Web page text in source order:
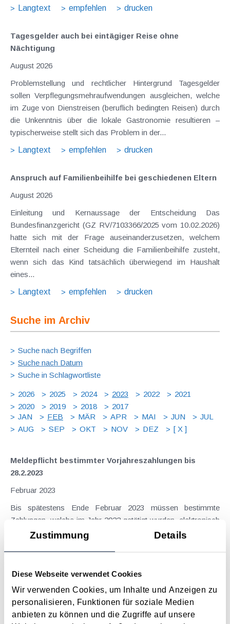
Zustimmung Details
Diese Webseite verwendet Cookies
Wir verwenden Cookies, um Inhalte und Anzeigen zu
personalisieren, Funktionen für soziale Medien
anbieten zu können und die Zugriffe auf unsere
Langtext
empfehlen drucken
Tagesgelder auch bei eintägiger Reise ohne
Nächtigung
August 2026
Problemstellung und rechtlicher Hintergrund Tagesgelder
sollen Verpflegungsmehraufwendungen ausgleichen, welche
im Zuge von Dienstreisen (beruflich bedingten Reisen) durch
die Unkenntnis über die lokale Gastronomie resultieren –
typischerweise stellt sich das Problem in der...
Langtext
empfehlen drucken
Anspruch auf Familienbeihilfe bei geschiedenen Eltern
August 2026
Einleitung und Kernaussage der Entscheidung Das
Bundesfinanzgericht (GZ RV/7103366/2025 vom 10.02.2026)
hatte sich mit der Frage auseinanderzusetzen, welchem
Elternteil nach einer Scheidung die Familienbeihilfe zusteht,
wenn sich das Kind tatsächlich überwiegend im Haushalt
eines...
Langtext
empfehlen drucken
Suche im Archiv
Suche nach Begriffen
Suche nach Datum
Suche in Schlagwortliste
2026 2025 2024 2023 2022
2021
2020
2019 2018
2017
JAN
FEB MÄR APR MAI JUN
JUL
AUG
SEP OKT NOV DEZ [ X ]
Meldepflicht bestimmter Vorjahreszahlungen bis
28.2.2023
Februar 2023
Bis spätestens Ende Februar 2023 müssen bestimmte
Zahlungen, welche im Jahr 2022 getätigt wurden, elektronisch
gemeldet werden. Dies betrifft etwa Zahlungen an natürliche
Langtext
empfehlen drucken
Anwaltskosten in einem Scheidungsverfahren sind
keine außergewöhnliche Belastung